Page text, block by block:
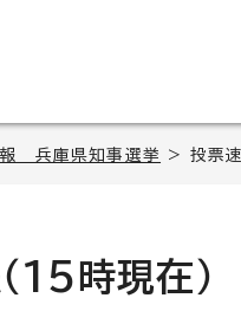
兵庫県知事選挙 > 投票速
15時現在）